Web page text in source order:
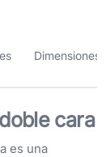
Dimensiones
cara
es una